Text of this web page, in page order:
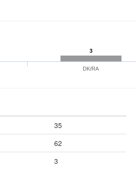
3
DK/RA
35
62
3